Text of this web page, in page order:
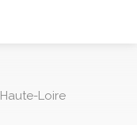
Haute-Loire